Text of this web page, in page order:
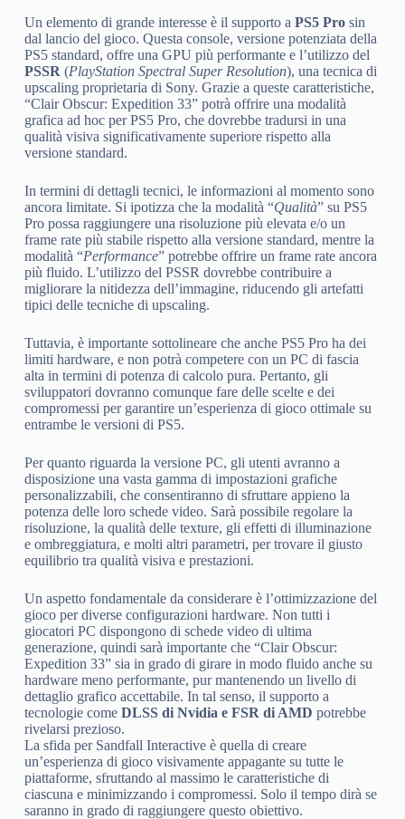
Un elemento di grande interesse è il supporto a PS5 Prosin
dal lancio del gioco. Questa console, versione potenziata della
PS5 standard, offre una GPU più performante e l’utilizzo del
PSSR (PlayStation Spectral Super Resolution), una tecnica di
upscaling proprietaria di Sony. Grazie a queste caratteristiche,
“Clair Obscur: Expedition 33” potrà offrire una modalità
grafica ad hoc per PS5 Pro, che dovrebbe tradursi in una
qualità visiva significativamente superiore rispetto alla
versione standard.
In termini di dettagli tecnici, le informazioni al momento sono
ancora limitate. Si ipotizza che la modalità “Qualità” su PS5
Pro possa raggiungere una risoluzione più elevata e/o un
frame rate più stabile rispetto alla versione standard, mentre la
modalità “Performance” potrebbe offrire un frame rate ancora
più fluido. L’utilizzo del PSSR dovrebbe contribuire a
migliorare la nitidezza dell’immagine, riducendo gli artefatti
tipici delle tecniche di upscaling.
Tuttavia, è importante sottolineare che anche PS5 Pro ha dei
limiti hardware, e non potrà competere con un PC di fascia
alta in termini di potenza di calcolo pura. Pertanto, gli
sviluppatori dovranno comunque fare delle scelte e dei
compromessi per garantire un’esperienza di gioco ottimale su
entrambe le versioni di PS5.
Per quanto riguarda la versione PC, gli utenti avranno a
disposizione una vasta gamma di impostazioni grafiche
personalizzabili, che consentiranno di sfruttare appieno la
potenza delle loro schede video. Sarà possibile regolare la
risoluzione, la qualità delle texture, gli effetti di illuminazione
e ombreggiatura, e molti altri parametri, per trovare il giusto
equilibrio tra qualità visiva e prestazioni.
Un aspetto fondamentale da considerare è l’ottimizzazione del
gioco per diverse configurazioni hardware. Non tutti i
giocatori PC dispongono di schede video di ultima
generazione, quindi sarà importante che “Clair Obscur:
Expedition 33” sia in grado di girare in modo fluido anche su
hardware meno performante, pur mantenendo un livello di
dettaglio grafico accettabile. In tal senso, il supporto a
tecnologie come DLSS di Nvidia e FSR di AMD potrebbe
rivelarsi prezioso.
La sfida per Sandfall Interactive è quella di creare
un’esperienza di gioco visivamente appagante su tutte le
piattaforme, sfruttando al massimo le caratteristiche di
ciascuna e minimizzando i compromessi. Solo il tempo dirà se
saranno in grado di raggiungere questo obiettivo.